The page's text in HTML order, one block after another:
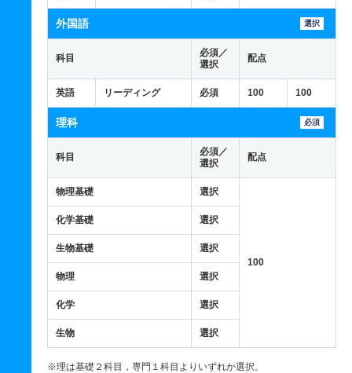
外国語 選択
科目
必須／
選択
配点
英語 リーディング 必須 100 100
理科 必須
科目
必須／
選択
配点
物理基礎 選択
100
化学基礎 選択
生物基礎 選択
物理 選択
化学 選択
生物 選択
※理は基礎２科目，専門１科目よりいずれか選択。